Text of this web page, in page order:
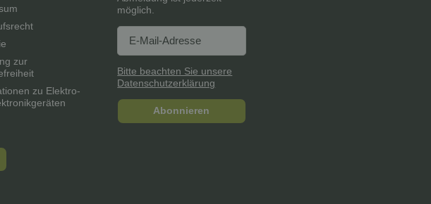
zur
zu Elektro-
möglich.
Newsletter Abonnieren
Newsletter Abonnieren
Bitte beachten Sie unsere
Datenschutzerklärung
Abonnieren